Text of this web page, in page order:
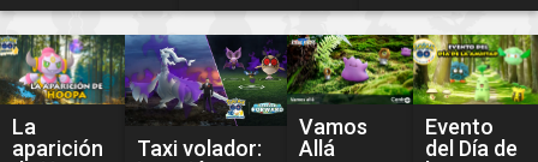
La
aparición
Taxi volador:
Vamos
Allá
Evento
del Día de